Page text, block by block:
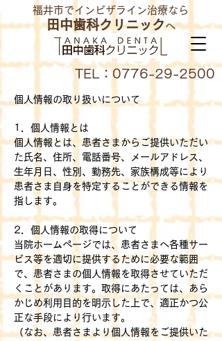
福井市でインビザライン治療なら
田中歯科クリニックへ
TEL：0776-29-2500
個人情報の取り扱いについて
1．個人情報とは
個人情報とは、患者さまからご提供いただい
た氏名、住所、電話番号、メールアドレス、
生年月日、性別、勤務先、家族構成等により
患者さま自身を特定することができる情報を
指します。
2．個人情報の取得について
当院ホームページでは、患者さまへ各種サー
ビス等を適切に提供するために必要な範囲
で、患者さまの個人情報を取得させていただ
くことがあります。取得にあたっては、あら
かじめ利用目的を明示した上で、適正かつ公
正な手段により行います。
（なお、患者さまより個人情報をご提供いた